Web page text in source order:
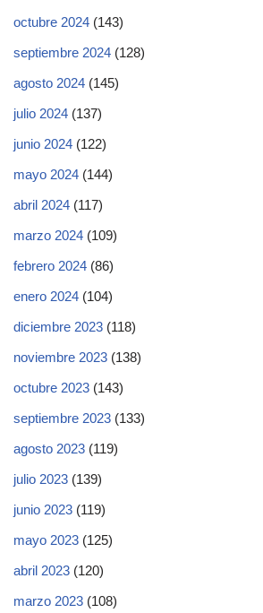
octubre 2024 (143)
septiembre 2024 (128)
agosto 2024 (145)
julio 2024 (137)
junio 2024 (122)
mayo 2024 (144)
abril 2024 (117)
marzo 2024 (109)
febrero 2024 (86)
enero 2024 (104)
diciembre 2023 (118)
noviembre 2023 (138)
octubre 2023 (143)
septiembre 2023 (133)
agosto 2023 (119)
julio 2023 (139)
junio 2023 (119)
mayo 2023 (125)
abril 2023 (120)
marzo 2023 (108)